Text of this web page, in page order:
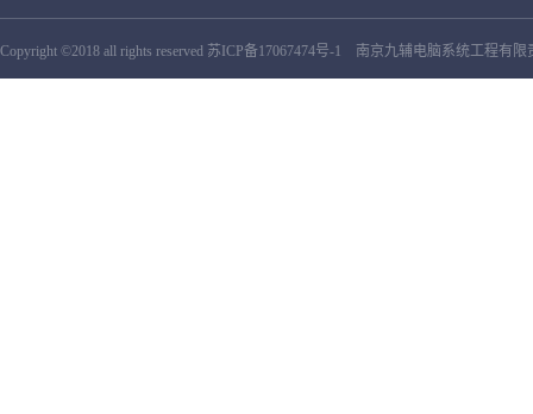
Copyright ©2018 all rights reserved 苏ICP备17067474号-1 南京九辅电脑系统工程有